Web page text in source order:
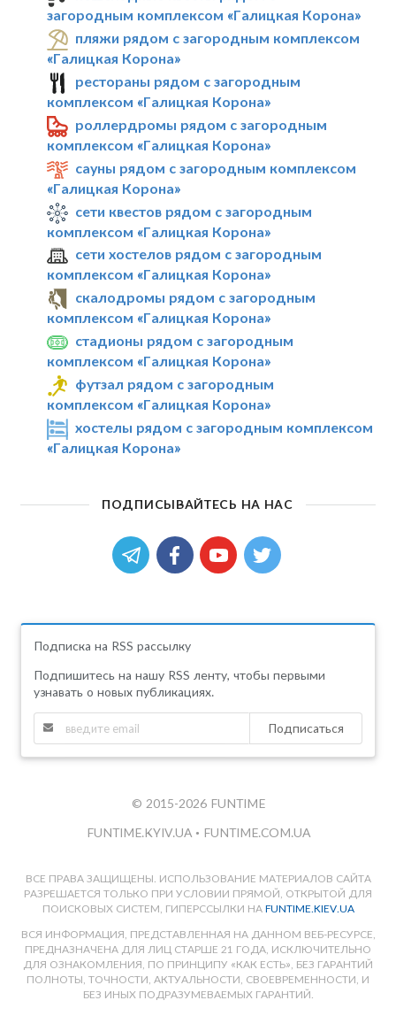
загородным комплексом «Галицкая Корона»
пляжи рядом с загородным комплексом
«Галицкая Корона»
рестораны рядом с загородным
комплексом «Галицкая Корона»
роллердромы рядом с загородным
комплексом «Галицкая Корона»
сауны рядом с загородным комплексом
«Галицкая Корона»
сети квестов рядом с загородным
комплексом «Галицкая Корона»
сети хостелов рядом с загородным
комплексом «Галицкая Корона»
скалодромы рядом с загородным
комплексом «Галицкая Корона»
стадионы рядом с загородным
комплексом «Галицкая Корона»
футзал рядом с загородным
комплексом «Галицкая Корона»
хостелы рядом с загородным комплексом
«Галицкая Корона»
ПОДПИСЫВАЙТЕСЬ НА НАС
Подписка на RSS рассылку
Подпишитесь на нашу RSS ленту, чтобы первыми
узнавать о новых публикациях.
Подписаться
© 2015-2026 FUNTIME
FUNTIME.KYIV.UA • FUNTIME.COM.UA
ВСЕ ПРАВА ЗАЩИЩЕНЫ. ИСПОЛЬЗОВАНИЕ МАТЕРИАЛОВ САЙТА
РАЗРЕШАЕТСЯ ТОЛЬКО ПРИ УСЛОВИИ ПРЯМОЙ, ОТКРЫТОЙ ДЛЯ
ПОИСКОВЫХ СИСТЕМ, ГИПЕРССЫЛКИ НА FUNTIME.KIEV.UA
ВСЯ ИНФОРМАЦИЯ, ПРЕДСТАВЛЕННАЯ НА ДАННОМ ВЕБ-РЕСУРСЕ,
ПРЕДНАЗНАЧЕНА ДЛЯ ЛИЦ СТАРШЕ 21 ГОДА, ИСКЛЮЧИТЕЛЬНО
ДЛЯ ОЗНАКОМЛЕНИЯ, ПО ПРИНЦИПУ «КАК ЕСТЬ», БЕЗ ГАРАНТИЙ
ПОЛНОТЫ, ТОЧНОСТИ, АКТУАЛЬНОСТИ, СВОЕВРЕМЕННОСТИ, И
БЕЗ ИНЫХ ПОДРАЗУМЕВАЕМЫХ ГАРАНТИЙ.